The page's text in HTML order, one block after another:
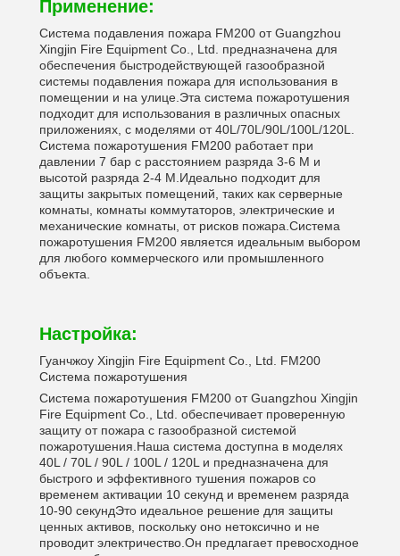
Применение:
Система подавления пожара FM200 от Guangzhou
Xingjin Fire Equipment Co., Ltd. предназначена для
обеспечения быстродействующей газообразной
системы подавления пожара для использования в
помещении и на улице.Эта система пожаротушения
подходит для использования в различных опасных
приложениях, с моделями от 40L/70L/90L/100L/120L.
Система пожаротушения FM200 работает при
давлении 7 бар с расстоянием разряда 3-6 М и
высотой разряда 2-4 М.Идеально подходит для
защиты закрытых помещений, таких как серверные
комнаты, комнаты коммутаторов, электрические и
механические комнаты, от рисков пожара.Система
пожаротушения FM200 является идеальным выбором
для любого коммерческого или промышленного
объекта.
Настройка:
Гуанчжоу Xingjin Fire Equipment Co., Ltd. FM200
Система пожаротушения
Система пожаротушения FM200 от Guangzhou Xingjin
Fire Equipment Co., Ltd. обеспечивает проверенную
защиту от пожара с газообразной системой
пожаротушения.Наша система доступна в моделях
40L / 70L / 90L / 100L / 120L и предназначена для
быстрого и эффективного тушения пожаров со
временем активации 10 секунд и временем разряда
10-90 секундЭто идеальное решение для защиты
ценных активов, поскольку оно нетоксично и не
проводит электричество.Он предлагает превосходное